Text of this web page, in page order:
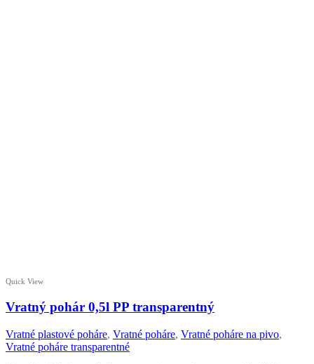
Quick View
Vratný pohár 0,5l PP transparentný
Vratné plastové poháre, Vratné poháre, Vratné poháre na pivo,
Vratné poháre transparentné